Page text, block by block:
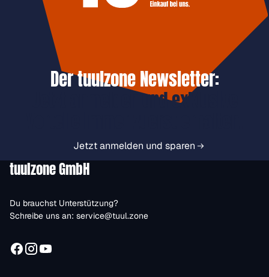
Der tuulzone Newsletter:
Jetzt anmelden und exklusive
Jetzt anmelden und sparen
tuulzone GmbH
Du brauchst Unterstützung?
Schreibe uns an: service@tuul.zone